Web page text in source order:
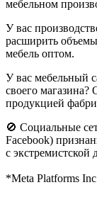
мебельном
У вас
расширить
мебель оптом.
У вас мебельный
своего
продукцией
🚫 Социальные
Facebook)
с экстремистской
*Meta Platforms